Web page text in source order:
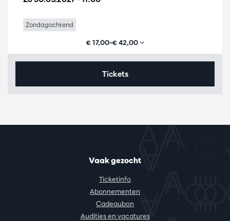
Zondagochtend
€ 17,00–€ 42,00
Tickets
Vaak gezocht
Ticketinfo
Abonnementen
Cadeaubon
Audities en vacatures